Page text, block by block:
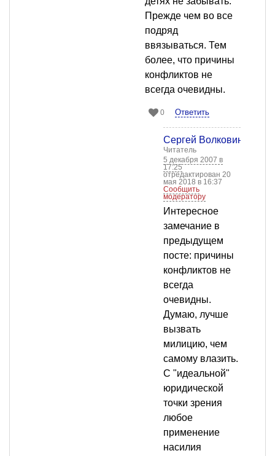
Прежде чем во все
подряд
ввязываться. Тем
более, что причины
конфликтов не
всегда очевидны.
0 Ответить
Сергей Волковинский
Читатель
5 декабря 2007 в
17:25
отредактирован 20
мая 2018 в 16:37
Сообщить
модератору
Интересное
замечание в
предыдущем
посте: причины
конфликтов не
всегда
очевидны.
Думаю, лучше
вызвать
милицию, чем
самому влазить.
С "идеальной"
юридической
точки зрения
любое
применение
насилия